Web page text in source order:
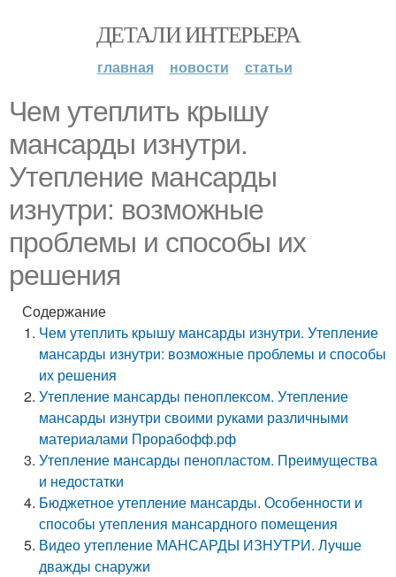
ДЕТАЛИ ИНТЕРЬЕРА
главная новости статьи
Чем утеплить крышу
мансарды изнутри.
Утепление мансарды
изнутри: возможные
проблемы и способы их
решения
Содержание
Чем утеплить крышу мансарды изнутри. Утепление
мансарды изнутри: возможные проблемы и способы
их решения
Утепление мансарды пеноплексом. Утепление
мансарды изнутри своими руками различными
материалами Прорабофф.рф
Утепление мансарды пенопластом. Преимущества
и недостатки
Бюджетное утепление мансарды. Особенности и
способы утепления мансардного помещения
Видео утепление МАНСАРДЫ ИЗНУТРИ. Лучше
дважды снаружи